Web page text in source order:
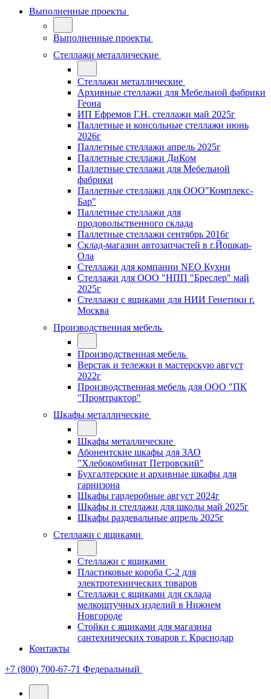
Выполненные проекты
Выполненные проекты
Стеллажи металлические
Стеллажи металлические
Архивные стеллажи для Мебельной фабрики
Геона
ИП Ефремов Г.Н. стеллажи май 2025г
Паллетные и консольные стеллажи июнь
2026г
Паллетные стеллажи апрель 2025г
Паллетные стеллажи ДиКом
Паллетные стеллажи для Мебельной
фабрики
Паллетные стеллажи для ООО"Комплекс-
Бар"
Паллетные стеллажи для
продовольственного склада
Паллетные стеллажи сентябрь 2016г
Склад-магазин автозапчастей в г.Йошкар-
Ола
Стеллажи для компании NEO Кухни
Стеллажи для ООО "НПП "Бреслер" май
2025г
Стеллажи с ящиками для НИИ Генетики г.
Москва
Производственная мебель
Производственная мебель
Верстак и тележки в мастерскую август
2022г
Производственная мебель для ООО "ПК
"Промтрактор"
Шкафы металлические
Шкафы металлические
Абонентские шкафы для ЗАО
"Хлебокомбинат Петровский"
Бухгалтерские и архивные шкафы для
гарнизона
Шкафы гардеробные август 2024г
Шкафы и стеллажи для школы май 2025г
Шкафы раздевальные апрель 2025г
Стеллажи с ящиками
Стеллажи с ящиками
Пластиковые короба С-2 для
электротехнических товаров
Стеллажи с ящиками для склада
мелкоштучных изделий в Нижнем
Новгороде
Стойки с ящиками для магазина
сантехнических товаров г. Краснодар
Контакты
+7 (800) 700-67-71 Федеральный